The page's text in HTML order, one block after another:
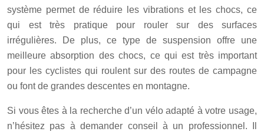
système permet de réduire les vibrations et les chocs, ce
qui est très pratique pour rouler sur des surfaces
irrégulières. De plus, ce type de suspension offre une
meilleure absorption des chocs, ce qui est très important
pour les cyclistes qui roulent sur des routes de campagne
ou font de grandes descentes en montagne.
Si vous êtes à la recherche d’un vélo adapté à votre usage,
n’hésitez pas à demander conseil à un professionnel. Il